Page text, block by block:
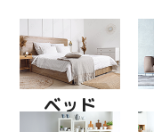
ベッド